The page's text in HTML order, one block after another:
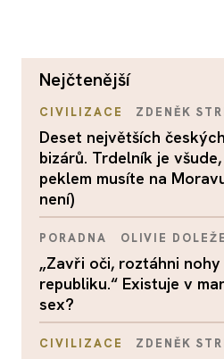
nejčtenější
CIVILIZACE ZDENĚK
Deset největších
bizárů. Trdelník je
peklem musíte na
není)
PORADNA OLIVIE
„Zavři oči, roztáhni
republiku.“ Existuje v
sex?
CIVILIZACE ZDENĚK